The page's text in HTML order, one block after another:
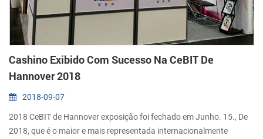
Cashino Exibido Com Sucesso Na CeBIT De
Hannover 2018
2018-09-07
2018 CeBIT de Hannover exposição foi fechado em Junho. 15., De
2018, que é o maior e mais representada internacionalmente